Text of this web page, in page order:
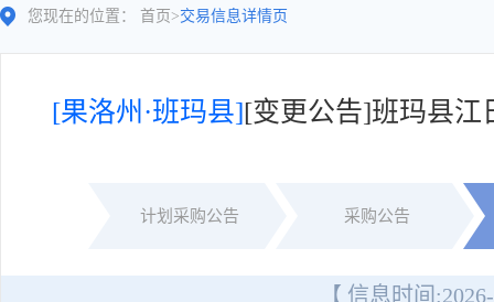
您现在的位置： 首页 >交易信息详情页
[果洛州·班玛县][变更公告]班玛县江
计划采购公告 采购公告
【 信息时间: